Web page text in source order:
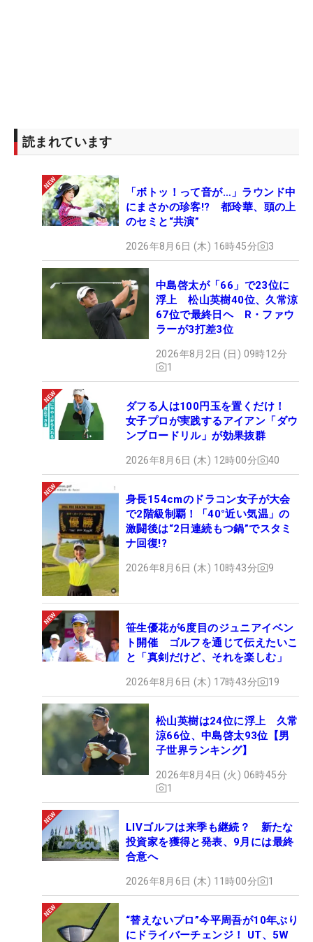
読まれています
「ボトッ！って音が…」ラウンド中
にまさかの珍客!? 都玲華、頭の上
のセミと“共演”
2026年8月6日 (木) 16時45分 3
中島啓太が「66」で23位に
浮上 松山英樹40位、久常涼
67位で最終日ヘ R・ファウ
ラーが3打差3位
2026年8月2日 (日) 09時12分
1
ダフる人は100円玉を置くだけ！
女子プロが実践するアイアン「ダウ
ンブロードリル」が効果抜群
2026年8月6日 (木) 12時00分 40
身長154cmのドラコン女子が大会
で2階級制覇！「40°近い気温」の
激闘後は“2日連続もつ鍋”でスタミ
ナ回復!?
2026年8月6日 (木) 10時43分 9
笹生優花が6度目のジュニアイベン
ト開催 ゴルフを通じて伝えたいこ
と「真剣だけど、それを楽しむ」
2026年8月6日 (木) 17時43分 19
松山英樹は24位に浮上 久常
涼66位、中島啓太93位【男
子世界ランキング】
2026年8月4日 (火) 06時45分
1
LIVゴルフは来季も継続？ 新たな
投資家を獲得と発表、9月には最終
合意へ
2026年8月6日 (木) 11時00分 1
“替えないプロ”今平周吾が10年ぶり
にドライバーチェンジ！ UT、5W